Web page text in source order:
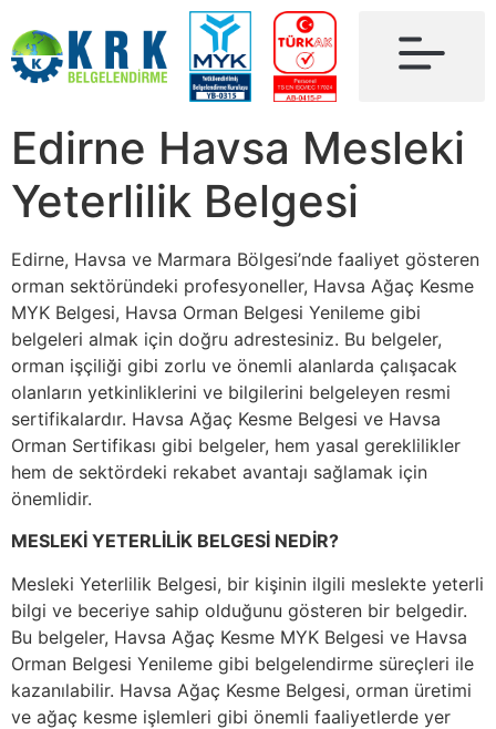
Edirne Havsa Mesleki
Yeterlilik Belgesi
Edirne, Havsa ve Marmara Bölgesi’nde faaliyet gösteren
orman sektöründeki profesyoneller, Havsa Ağaç Kesme
MYK Belgesi, Havsa Orman Belgesi Yenileme gibi
belgeleri almak için doğru adrestesiniz. Bu belgeler,
orman işçiliği gibi zorlu ve önemli alanlarda çalışacak
olanların yetkinliklerini ve bilgilerini belgeleyen resmi
sertifikalardır. Havsa Ağaç Kesme Belgesi ve Havsa
Orman Sertifikası gibi belgeler, hem yasal gereklilikler
hem de sektördeki rekabet avantajı sağlamak için
önemlidir.
MESLEKİ YETERLİLİK BELGESİ NEDİR?
Mesleki Yeterlilik Belgesi, bir kişinin ilgili meslekte yeterli
bilgi ve beceriye sahip olduğunu gösteren bir belgedir.
Bu belgeler, Havsa Ağaç Kesme MYK Belgesi ve Havsa
Orman Belgesi Yenileme gibi belgelendirme süreçleri ile
kazanılabilir. Havsa Ağaç Kesme Belgesi, orman üretimi
ve ağaç kesme işlemleri gibi önemli faaliyetlerde yer